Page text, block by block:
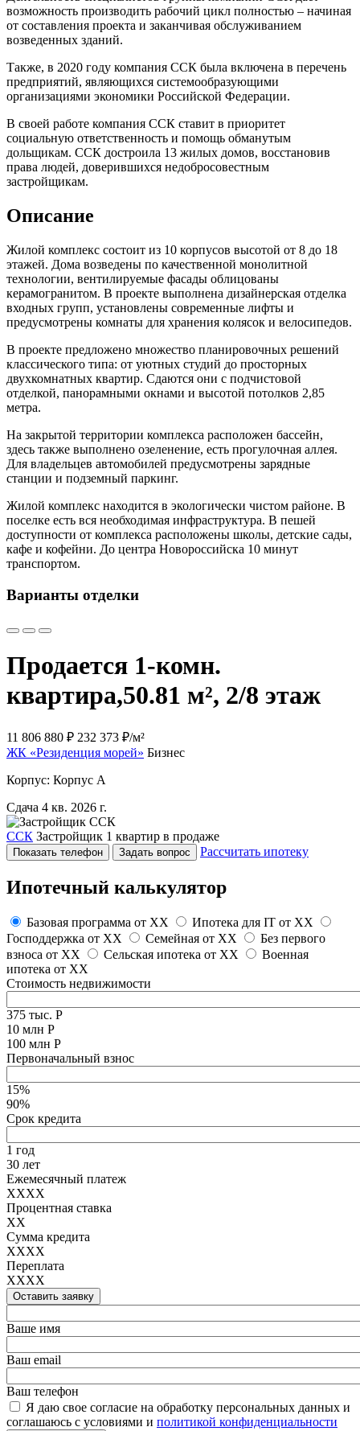
возможность производить рабочий цикл полностью – начиная
от составления проекта и заканчивая обслуживанием
возведенных зданий.
Также, в 2020 году компания ССК была включена в перечень
предприятий, являющихся системообразующими
организациями экономики Российской Федерации.
В своей работе компания ССК ставит в приоритет
социальную ответственность и помощь обманутым
дольщикам. ССК достроила 13 жилых домов, восстановив
права людей, доверившихся недобросовестным
застройщикам.
Описание
Жилой комплекс состоит из 10 корпусов высотой от 8 до 18
этажей. Дома возведены по качественной монолитной
технологии, вентилируемые фасады облицованы
керамогранитом. В проекте выполнена дизайнерская отделка
входных групп, установлены современные лифты и
предусмотрены комнаты для хранения колясок и велосипедов.
В проекте предложено множество планировочных решений
классического типа: от уютных студий до просторных
двухкомнатных квартир. Сдаются они с подчистовой
отделкой, панорамными окнами и высотой потолков 2,85
метра.
На закрытой территории комплекса расположен бассейн,
здесь также выполнено озеленение, есть прогулочная аллея.
Для владельцев автомобилей предусмотрены зарядные
станции и подземный паркинг.
Жилой комплекс находится в экологически чистом районе. В
поселке есть вся необходимая инфраструктура. В пешей
доступности от комплекса расположены школы, детские сады,
кафе и кофейни. До центра Новороссийска 10 минут
транспортом.
Варианты отделки
Продается 1-комн.
квартира,50.81 м², 2/8 этаж
11 806 880 ₽ 232 373 ₽/м²
ЖК «Резиденция морей» Бизнес
Корпус: Корпус А
Сдача 4 кв. 2026 г.
ССК Застройщик 1 квартир в продаже
Показать телефон Задать вопрос Рассчитать ипотеку
Ипотечный калькулятор
Базовая программа от XX Ипотека для IT от XX
Господдержка от XX Семейная от XX
Без первого
взноса от XX Сельская ипотека от XX
Военная
ипотека от XX
Стоимость недвижимости
375 тыс. Р
10 млн Р
100 млн Р
Первоначальный взнос
15%
90%
Срок кредита
1 год
30 лет
Ежемесячный платеж
XXXX
Процентная ставка
XX
Сумма кредита
XXXX
Переплата
XXXX
Оставить заявку
Ваше имя
Ваш email
Ваш телефон
Я даю свое согласие на обработку персональных данных и
соглашаюсь с условиями и политикой конфиденциальности